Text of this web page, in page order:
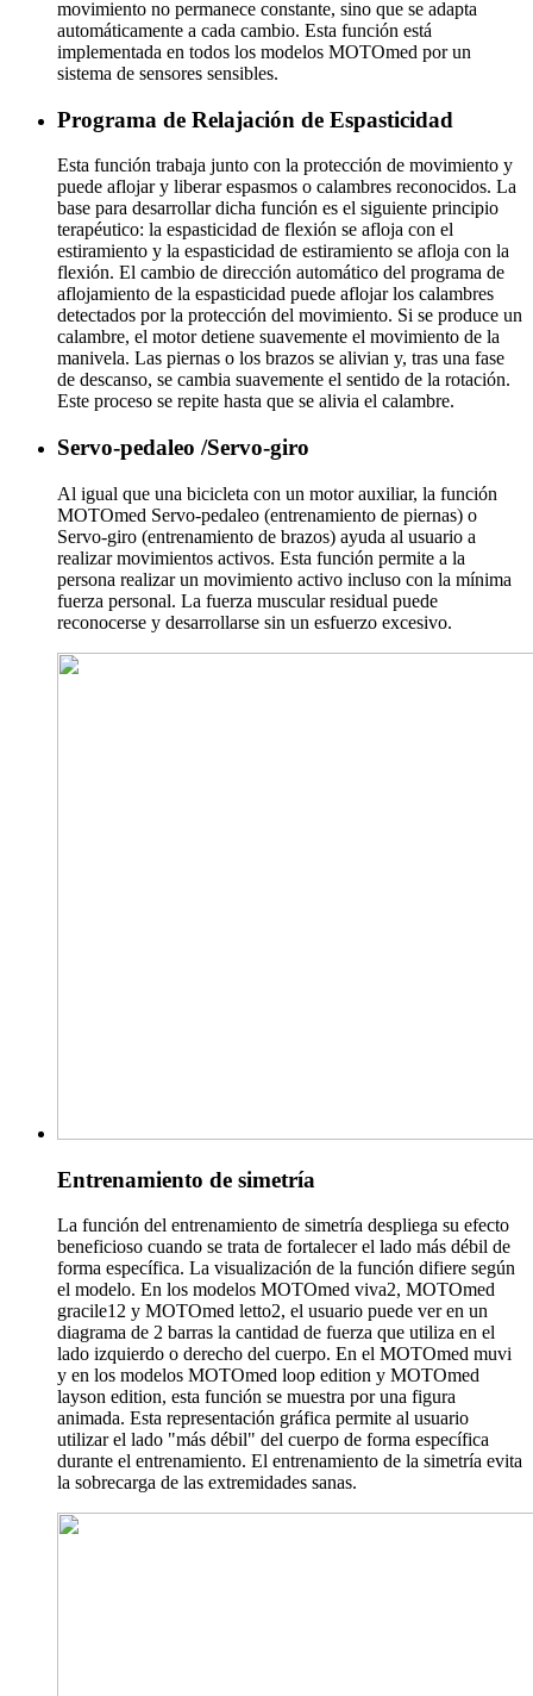
movimiento no permanece constante, sino que se adapta
automáticamente a cada cambio. Esta función está
implementada en todos los modelos MOTOmed por un
sistema de sensores sensibles.
Programa de Relajación de Espasticidad
Esta función trabaja junto con la protección de movimiento y
puede aflojar y liberar espasmos o calambres reconocidos. La
base para desarrollar dicha función es el siguiente principio
terapéutico: la espasticidad de flexión se afloja con el
estiramiento y la espasticidad de estiramiento se afloja con la
flexión. El cambio de dirección automático del programa de
aflojamiento de la espasticidad puede aflojar los calambres
detectados por la protección del movimiento. Si se produce un
calambre, el motor detiene suavemente el movimiento de la
manivela. Las piernas o los brazos se alivian y, tras una fase
de descanso, se cambia suavemente el sentido de la rotación.
Este proceso se repite hasta que se alivia el calambre.
Servo-pedaleo /Servo-giro
Al igual que una bicicleta con un motor auxiliar, la función
MOTOmed Servo-pedaleo (entrenamiento de piernas) o
Servo-giro (entrenamiento de brazos) ayuda al usuario a
realizar movimientos activos. Esta función permite a la
persona realizar un movimiento activo incluso con la mínima
fuerza personal. La fuerza muscular residual puede
reconocerse y desarrollarse sin un esfuerzo excesivo.
Entrenamiento de simetría
La función del entrenamiento de simetría despliega su efecto
beneficioso cuando se trata de fortalecer el lado más débil de
forma específica. La visualización de la función difiere según
el modelo. En los modelos MOTOmed viva2, MOTOmed
gracile12 y MOTOmed letto2, el usuario puede ver en un
diagrama de 2 barras la cantidad de fuerza que utiliza en el
lado izquierdo o derecho del cuerpo. En el MOTOmed muvi
y en los modelos MOTOmed loop edition y MOTOmed
layson edition, esta función se muestra por una figura
animada. Esta representación gráfica permite al usuario
utilizar el lado "más débil" del cuerpo de forma específica
durante el entrenamiento. El entrenamiento de la simetría evita
la sobrecarga de las extremidades sanas.